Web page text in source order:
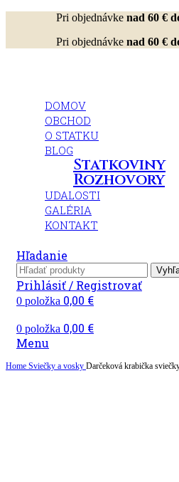
Pri objednávke nad 60 €
Pri objednávke nad 60 €
DOMOV
OBCHOD
O STATKU
BLOG
Statkoviny
Rozhovory
UDALOSTI
GALÉRIA
KONTAKT
Hľadanie
Prihlásiť / Registrovať
0 položka 0,00 €
0 položka 0,00 €
Menu
Home Sviečky a vosky Darčeková krabička